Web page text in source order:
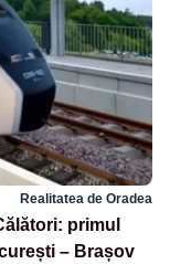
Realitatea de Oradea
primul
– Brașov